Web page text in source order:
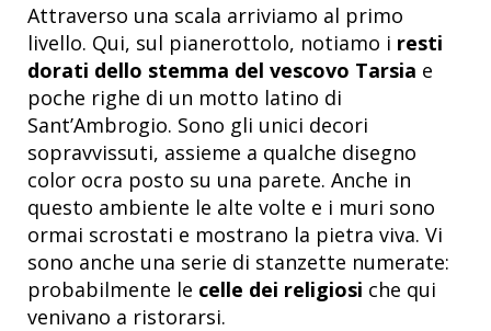
Attraverso una scala arriviamo al primo
livello. Qui, sul pianerottolo, notiamo i resti
dorati dello stemma del vescovo Tarsia e
poche righe di un motto latino di
Sant’Ambrogio. Sono gli unici decori
sopravvissuti, assieme a qualche disegno
color ocra posto su una parete. Anche in
questo ambiente le alte volte e i muri sono
ormai scrostati e mostrano la pietra viva. Vi
sono anche una serie di stanzette numerate:
probabilmente le celle dei religiosi che qui
venivano a ristorarsi.